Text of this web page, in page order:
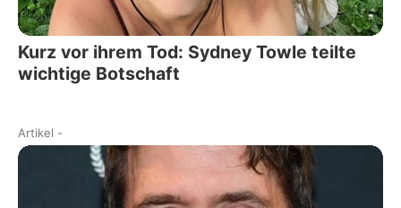
Kurz vor ihrem Tod: Sydney Towle teilte
wichtige Botschaft
Artikel -